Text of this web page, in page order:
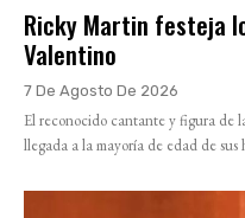
Ricky Martin festeja
Valentino
7 De Agosto De 2026
El reconocido cantante y figura de
llegada a la mayoría de edad de sus